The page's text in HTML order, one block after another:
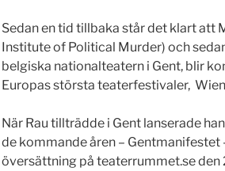
Sedan en tid tillbaka står det klart att
Institute of Political Murder) och
belgiska nationalteatern i Gent, blir
Europas största teaterfestivaler,
När Rau tillträdde i Gent lanserade
de kommande åren – Gentmanifestet
översättning på teaterrummet.se den